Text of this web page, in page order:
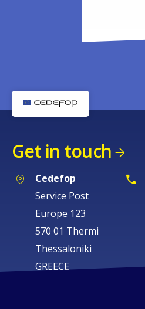
Get in touch
Cedefop
Service Post
Europe 123
570 01 Thermi
Thessaloniki
GREECE